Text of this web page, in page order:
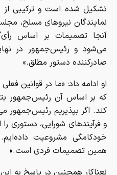
تشکیل شده است و ترکیبی
نمایندگان نیروهای مسلح،
آنجا تصمیمات بر اساس
می‌شود و رئیس‌جمهور در
صادرکننده دستور مطلق.»
او ادامه داد: «ما در قوانین
که بر اساس آن رئیس‌جمهور
کند. اگر بپذیریم رئیس‌جمهور
و فرآیندهای شورایی، دستوری را
خودکامگی مشروعیت
همین تصمیمات فردی است.»